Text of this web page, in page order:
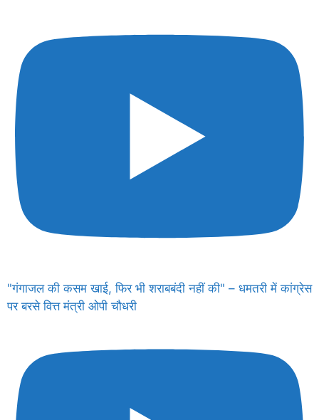
"गंगाजल की कसम खाई, फिर भी शराबबंदी नहीं की" – धमतरी में कांग्रेस
पर बरसे वित्त मंत्री ओपी चौधरी